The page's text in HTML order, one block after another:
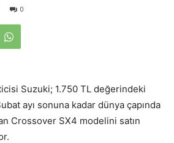
0
Suzuki; 1.750 TL değerindeki
ayı sonuna kadar dünya çapında
Crossover SX4 modelini satın